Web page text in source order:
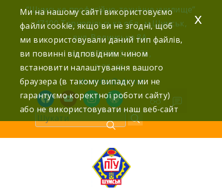
content
“Шумське професійно-технічне училище”
47100 Тернопільська обл., м.Шумськ,
вул. Волинська 8А,
тел: (03558) 2-22-76,
2-25-42,
shumdnz@ukr.net
facebookyoutubeinstagramwordpress
Ми на нашому сайті використовуємо
файли cookie, якщо ви не згодні, щоб
ми використовували даний тип файлів,
ви повинні відповідним чином
встановити налаштування вашого
браузера (в такому випадку ми не
гарантуємо коректної роботи сайту)
або не використовувати наш веб-сайт
x